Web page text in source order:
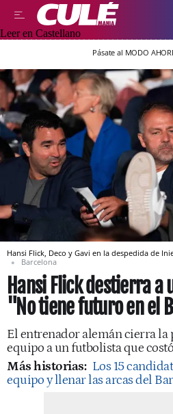
Leer en Castellano
Pásate al MODO
Hansi Flick, Deco y Gavi en la despedida de
Barcelona
Hansi Flick destierra a
"No tiene futuro en el
El entrenador alemán cierra
equipo a un futbolista que
Más historias: Los 15
equipo y llenar las arcas del